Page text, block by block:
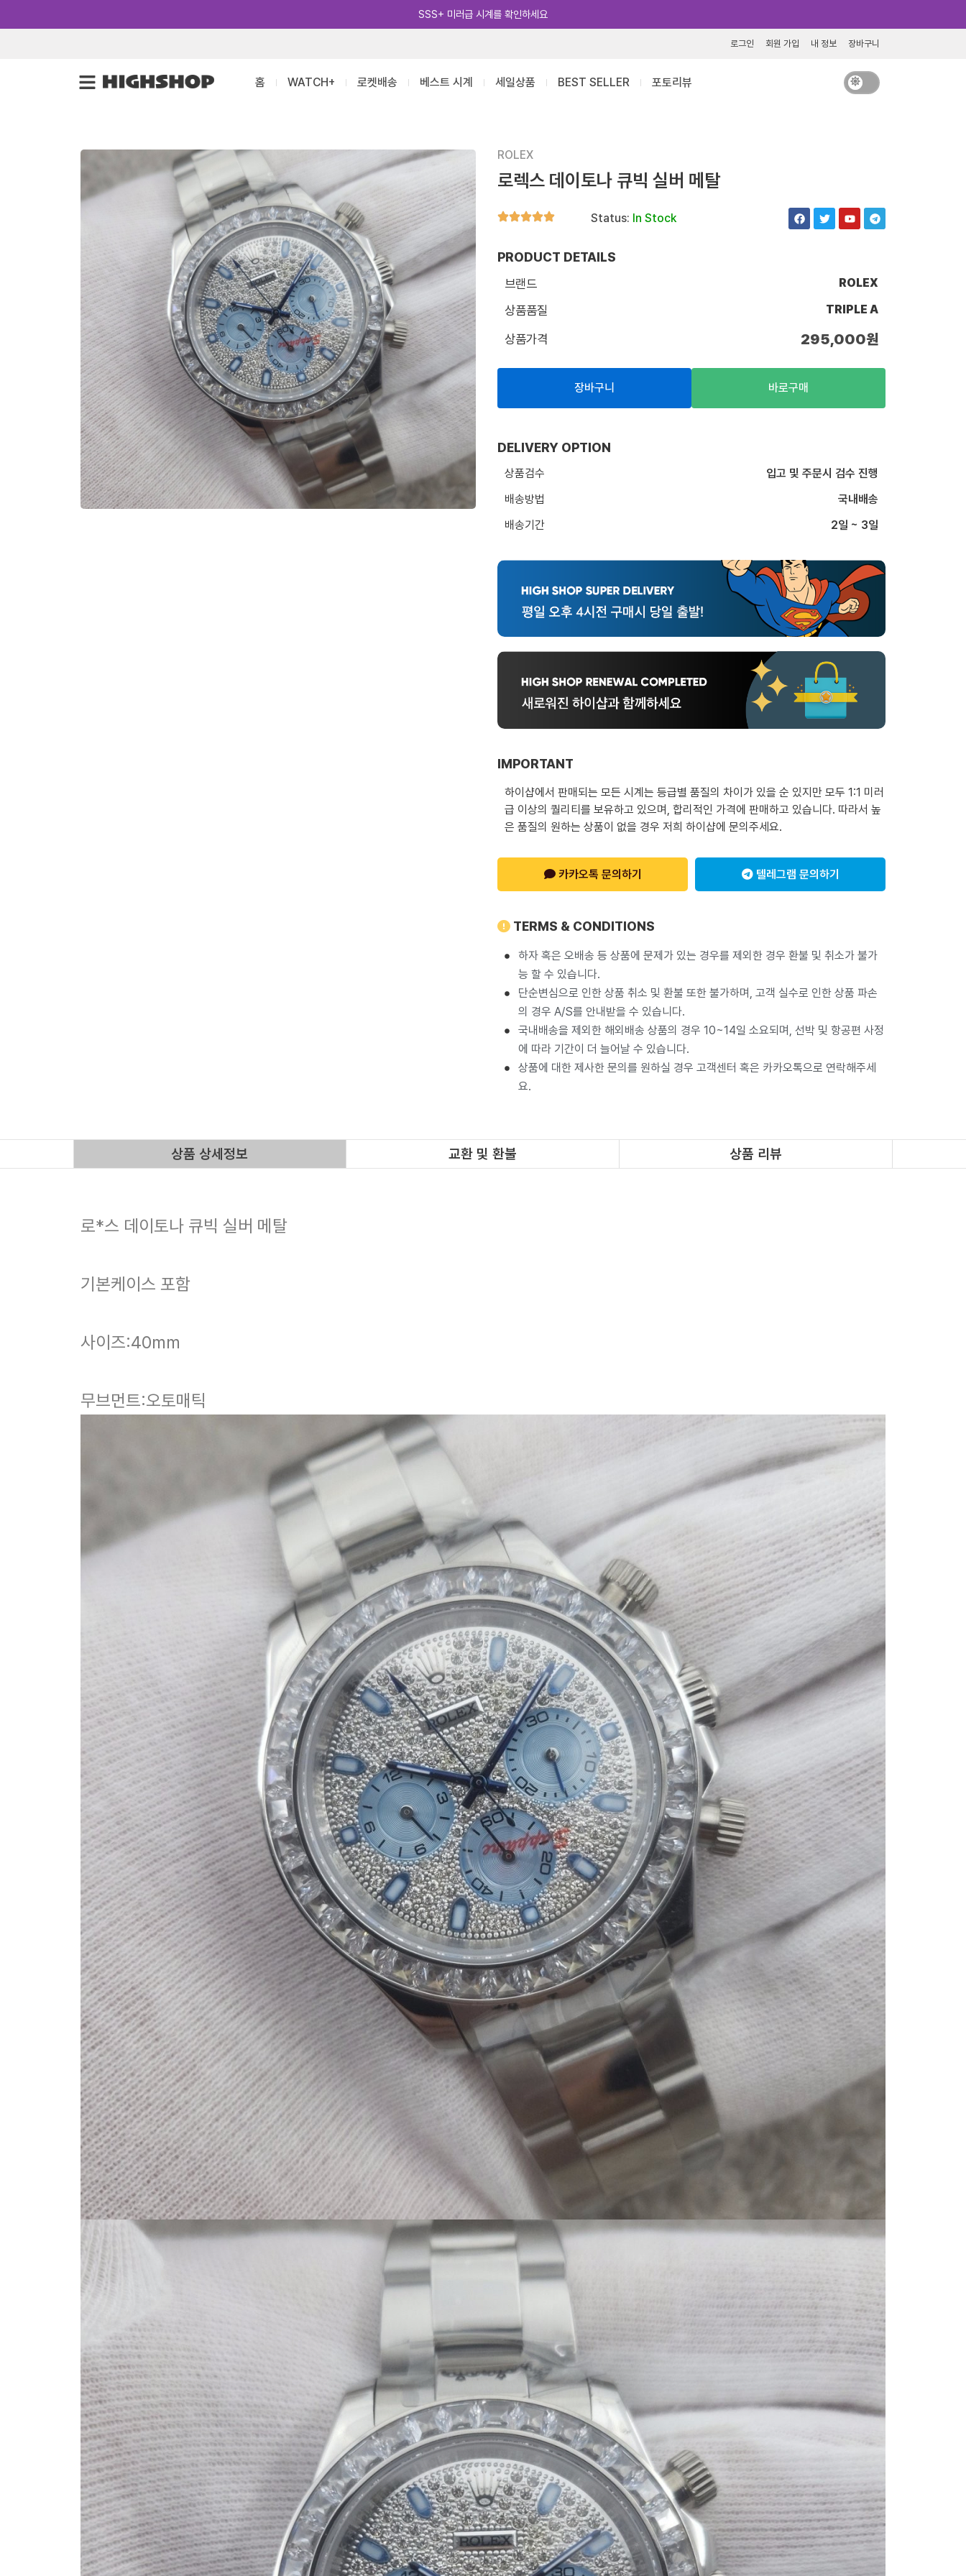
텐
카카오톡 추가 [바로가기]
로그인 회원 가입 내 정보 장바구니
홈 WATCH+ 로켓배송 베스트 시계 세일상품 BEST SELLER 포토리뷰
ROLEX
로렉스 데이토나 큐빅 실버 메탈
Status: In Stock
F
a
c
T
w
i
Y
o
u
e
T
e
l
a
m
PRODUCT DETAILS
브랜드
ROLEX
상품품질 TRIPLE A
상품가격 295,000원
장바구니 바로구매
DELIVERY OPTION
상품검수
입고 및 주문시 검수 진행
배송방법
국내배송
배송기간
2일 ~ 3일
IMPORTANT
하이샵에서 판매되는 모든 시계는 등급별 품질의 차이가 있을 순 있지만 모두 1:1 미러
급 이상의 퀄리티를 보유하고 있으며, 합리적인 가격에 판매하고 있습니다. 따라서 높
은 품질의 원하는 상품이 없을 경우 저희 하이샵에 문의주세요.
카카오톡 문의하기 텔레그램 문의하기
TERMS & CONDITIONS
하자 혹은 오배송 등 상품에 문제가 있는 경우를 제외한 경우 환불 및 취소가 불가
능 할 수 있습니다.
단순변심으로 인한 상품 취소 및 환불 또한 불가하며, 고객 실수로 인한 상품 파손
의 경우 A/S를 안내받을 수 있습니다.
국내배송을 제외한 해외배송 상품의 경우 10~14일 소요되며, 선박 및 항공편 사정
에 따라 기간이 더 늘어날 수 있습니다.
상품에 대한 제사한 문의를 원하실 경우 고객센터 혹은 카카오톡으로 연락해주세
요.
상품 상세정보 교환 및 환불 상품 리뷰
로*스 데이토나 큐빅 실버 메탈
기본케이스 포함
사이즈:40mm
무브먼트:오토매틱